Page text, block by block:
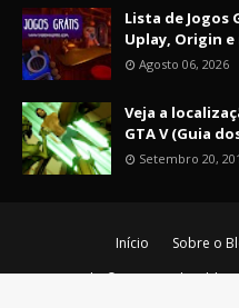
Lista de Jogos
Uplay, Origin e
Agosto 06, 2026
Veja a
GTA V (Guia
Setembro 20,
Início Sobre o
Copyright ©2026Nerd Maldito